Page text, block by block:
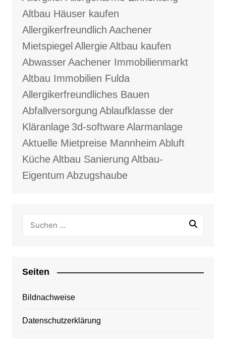
Altbau Häuser kaufen
Allergikerfreundlich Aachener
Mietspiegel AllergieAltbau kaufen
AbwasserAachener Immobilienmarkt
Altbau Immobilien Fulda
Allergikerfreundliches Bauen
Abfallversorgung Ablaufklasse der
Kläranlage 3d-softwareAlarmanlage
Aktuelle Mietpreise Mannheim Abluft
KücheAltbau Sanierung Altbau-
Eigentum Abzugshaube
Seiten
Bildnachweise
Datenschutzerklärung